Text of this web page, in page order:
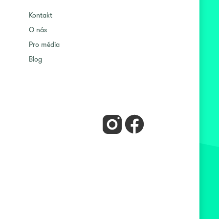
Kontakt
O nás
Pro média
Blog